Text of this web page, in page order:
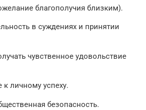
благополучия близким).
в суждениях и принятии
чувственное удовольствие
к личному успеху.
безопасность.